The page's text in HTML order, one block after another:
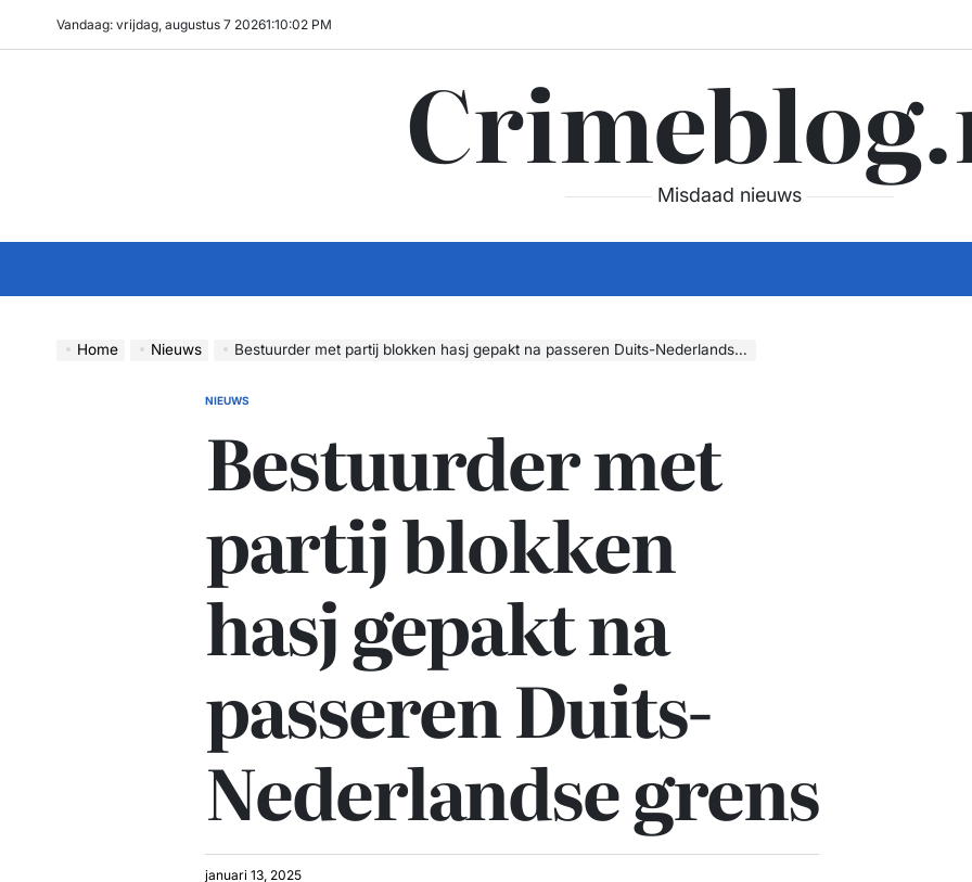
Vandaag: vrijdag, augustus 7 20261:10:03 PM
Misdaad nieuws
Home Nieuws Bestuurder met partij blokken hasj gepakt na passeren Duits-Nederlandse grens
GEPLAATST
NIEUWS
Bestuurder met
partij blokken
hasj gepakt na
passeren Duits-
Nederlandse grens
januari 13, 2025